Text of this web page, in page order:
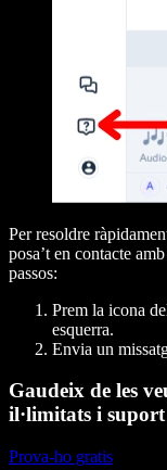
Per resoldre
posa’t en contacte
passos:
Prem la icona
esquerra.
Envia un
Gaudeix de les
il·limitats i
Prova-ho gratis